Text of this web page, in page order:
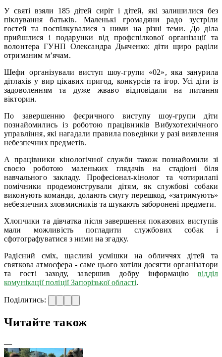
У святі взяли 185 дітей сиріт і дітей, які залишилися без
піклування батьків. Маленькі громадяни радо зустріли
гостей та поспілкувалися з ними на різні теми. До діла
прийшлися і подарунки від профспілкової організації та
волонтера ГУНП Олександра Дьяченко: діти щиро раділи
отриманим м’ячам.
Шефи організували виступ шоу-групи «02», яка занурила
дітлахів у вир цікавих пригод, конкурсів та ігор. Усі діти із
задоволенням та дуже жваво відповідали на питання
вікторин.
По завершенню феєричного виступу шоу-групи діти
познайомились із роботою працівників Вибухотехнічного
управління, які нагадали правила поведінки у разі виявлення
небезпечних предметів.
А працівники кінологічної служби також познайомили зі
своєю роботою маленьких глядачів на стадіоні біля
навчального закладу. Професіонал-кінолог та чотирилапі
помічники продемонстрували дітям, як службові собаки
виконують команди, долають смугу перешкод, «затримують»
небезпечних зловмисників та шукають заборонені предмети.
Хлопчики та дівчатка після завершення показових виступів
мали можливість погладити службових собак і
сфотографуватися з ними на згадку.
Радісний сміх, щасливі усмішки на обличчях дітей та
святкова атмосфера - саме цього хотіли досягти організатори
та гості заходу, завершив добру інформаціювідділ
комунікації поліції Запорізької області.
Поділитись:
Читайте також
—